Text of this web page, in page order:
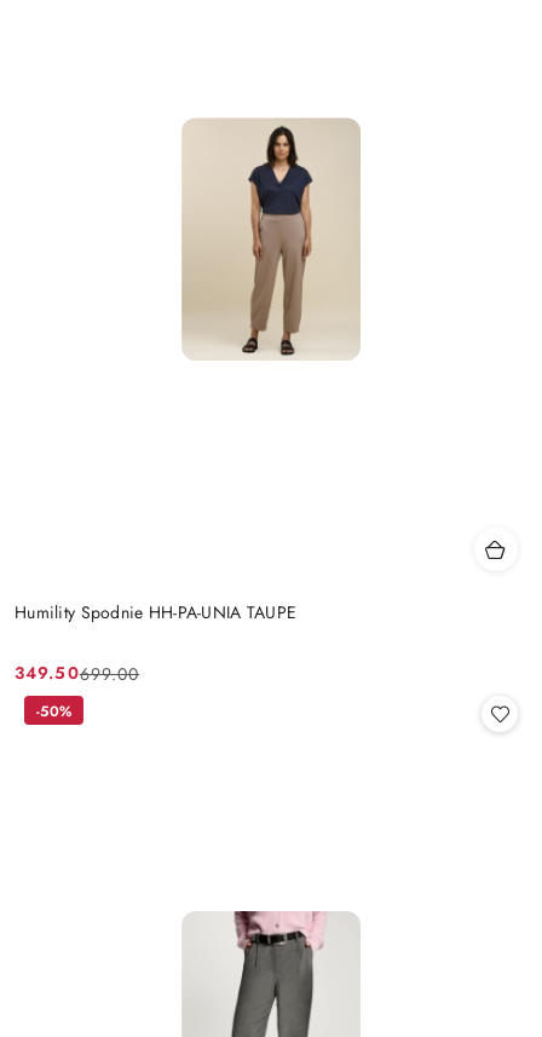
Humility Spodnie HH-PA-UNIA TAUPE
Cena
promocyjna:
349.50
Cena
przed
699.00
-50%